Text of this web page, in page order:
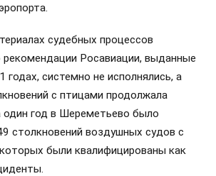
судебных процессов
Росавиации, выданные
системно не исполнялись, а
с птицами продолжала
один год в Шереметьево было
столкновений воздушных судов с
были квалифицированы как